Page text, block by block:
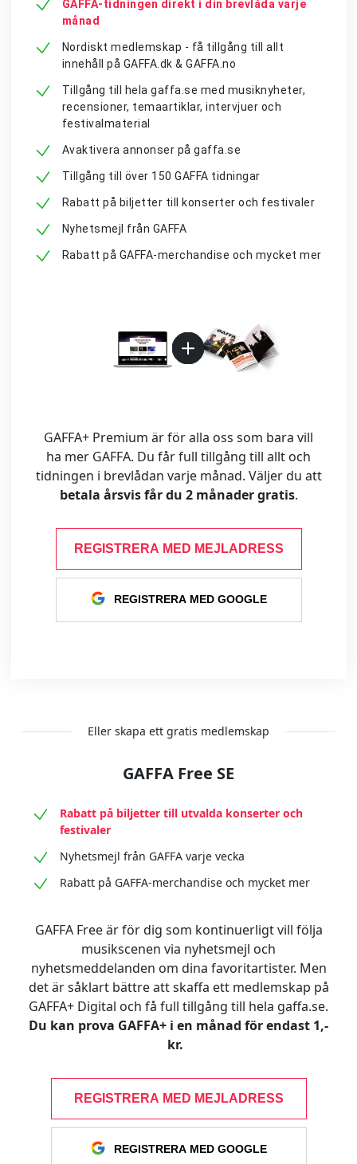
GAFFA-tidningen direkt i din brevlåda varje
månad
Nordiskt medlemskap - få tillgång till allt
innehåll på GAFFA.dk & GAFFA.no
Tillgång till hela gaffa.se med musiknyheter,
recensioner, temaartiklar, intervjuer och
festivalmaterial
Avaktivera annonser på gaffa.se
Tillgång till över 150 GAFFA tidningar
Rabatt på biljetter till konserter och festivaler
Nyhetsmejl från GAFFA
Rabatt på GAFFA-merchandise och mycket mer
GAFFA+ Premium är för alla oss som bara vill
ha mer GAFFA. Du får full tillgång till allt och
tidningen i brevlådan varje månad. Väljer du att
betala årsvis får du 2 månader gratis.
REGISTRERA MED MEJLADRESS
REGISTRERA MED GOOGLE
Eller skapa ett gratis medlemskap
GAFFA Free SE
Rabatt på biljetter till utvalda konserter och
festivaler
Nyhetsmejl från GAFFA varje vecka
Rabatt på GAFFA-merchandise och mycket mer
GAFFA Free är för dig som kontinuerligt vill följa
musikscenen via nyhetsmejl och
nyhetsmeddelanden om dina favoritartister. Men
det är såklart bättre att skaffa ett medlemskap på
GAFFA+ Digital och få full tillgång till hela gaffa.se.
Du kan prova GAFFA+ i en månad för endast 1,-
kr.
REGISTRERA MED MEJLADRESS
REGISTRERA MED GOOGLE